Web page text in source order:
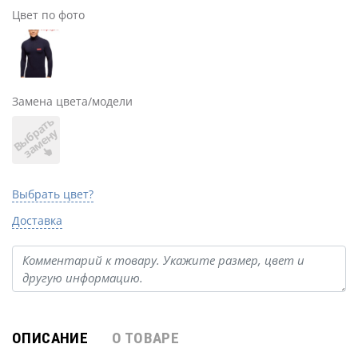
Цвет по фото
Замена цвета/модели
В
ы
б
р
а
т
ь
з
а
м
е
н
у
Выбрать цвет?
Доставка
ОПИСАНИЕ О ТОВАРЕ